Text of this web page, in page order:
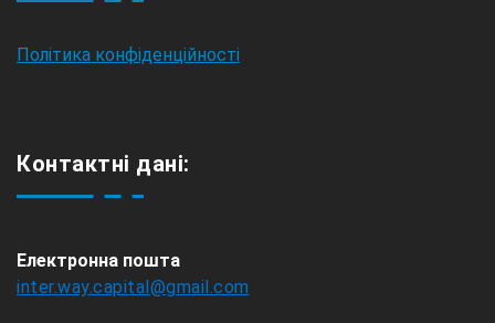
Політика конфіденційності
Контактні дані:
Електронна пошта
inter.way.capital@gmail.com